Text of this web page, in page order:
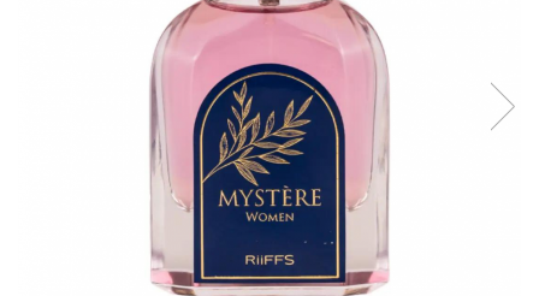
Parfumuri de SEARA
Parfumuri de VARA
Parfumuri de IARNA
Maison Alhambra